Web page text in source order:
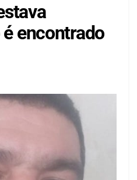
encontrado